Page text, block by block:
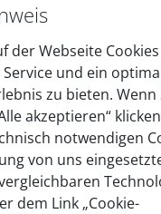
von
unsere Produkte am
Auf diese
als 60.000
Unternehmen.
der Webseite
und ein
zu bieten. Wenn
akzeptieren“
notwendigen
von uns
dem Link „Cookie-